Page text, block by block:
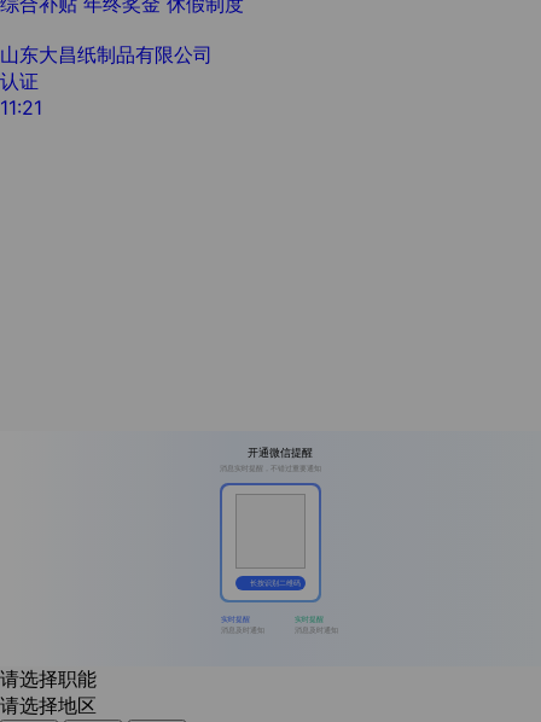
山东大昌纸制品有限公司
认证
11:21
开通微信提醒
消息实时提醒，不错过重要通知
长按识别二维码
实时提醒
消息及时通知
实时提醒
消息及时通知
请选择职能
请选择地区